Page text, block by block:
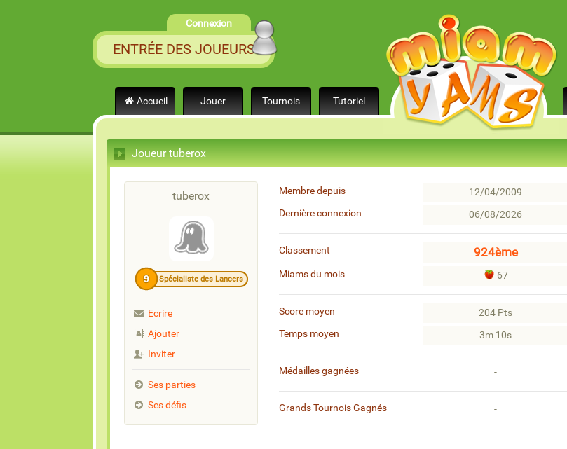
Connexion
ENTRÉE DES JOUEURS
Accueil Jouer Tournois Tutoriel
Joueur tuberox
tuberox
9 Spécialiste des Lancers
Ecrire
Ajouter
Inviter
Ses parties
Ses défis
Membre depuis
12/04/2009
Dernière connexion
06/08/2026
Classement 924ème
Miams du mois 67
Score moyen
204 Pts
Temps moyen
3m 10s
Médailles gagnées -
Grands Tournois Gagnés -